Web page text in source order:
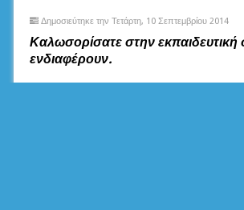
Δημοσιεύτηκε την Τετάρτη, 10 Σεπτεμβρίου 2014
Καλωσορίσατε στην
ενδιαφέρουν.